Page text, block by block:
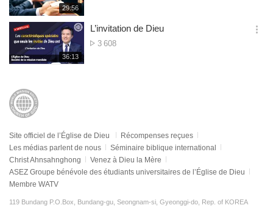
재
생
시
간
29:56
기
재
생
36:13
L’invitation de Dieu
Nombre
3 608
옵
Site officiel de l’Église de Dieu
Récompenses reçues
Les médias parlent de nous
Séminaire biblique international
Christ Ahnsahnghong
Venez à Dieu la Mère
ASEZ Groupe bénévole des étudiants universitaires de l’Église de Dieu
Membre WATV
119 Bundang P.O.Box, Bundang-gu, Seongnam-si, Gyeonggi-do, Rep. of KOREA